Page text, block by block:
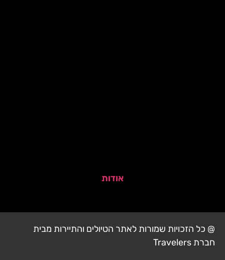
אודות
@ כל הזכויות שמורות לאתר הטיולים והתיירות מבית
חברת Travelers